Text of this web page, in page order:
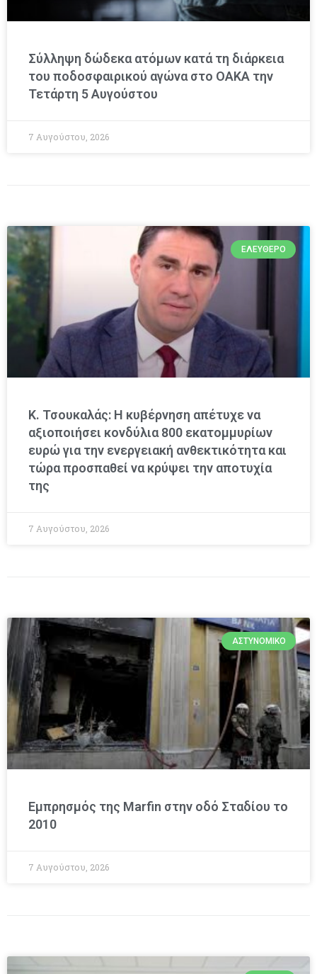
Σύλληψη δώδεκα ατόμων κατά τη διάρκεια
του ποδοσφαιρικού αγώνα στο ΟΑΚΑ την
Τετάρτη 5 Αυγούστου
7 Αυγούστου, 2026
ΕΛΕΎΘΕΡΟ
Κ. Τσουκαλάς: Η κυβέρνηση απέτυχε να
αξιοποιήσει κονδύλια 800 εκατομμυρίων
ευρώ για την ενεργειακή ανθεκτικότητα και
τώρα προσπαθεί να κρύψει την αποτυχία
της
7 Αυγούστου, 2026
ΑΣΤΥΝΟΜΙΚΌ
Εμπρησμός της Marfin στην οδό Σταδίου το
2010
7 Αυγούστου, 2026